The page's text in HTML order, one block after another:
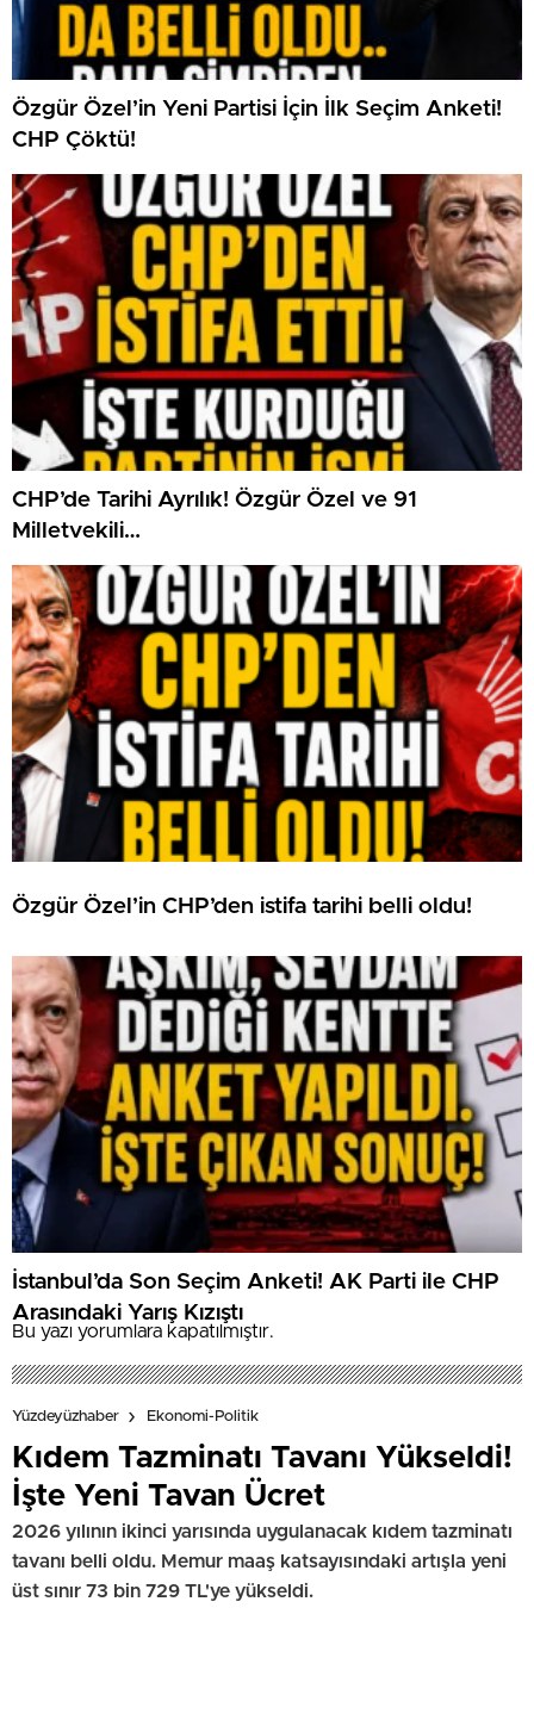
Özgür Özel’in Yeni Partisi İçin İlk Seçim Anketi!
CHP Çöktü!
CHP’de Tarihi Ayrılık! Özgür Özel ve 91
Milletvekili…
Özgür Özel’in CHP’den istifa tarihi belli oldu!
İstanbul’da Son Seçim Anketi! AK Parti ile CHP
Arasındaki Yarış Kızıştı
Bu yazı yorumlara kapatılmıştır.
Yüzdeyüzhaber Ekonomi-Politik
Kıdem Tazminatı Tavanı Yükseldi!
İşte Yeni Tavan Ücret
2026 yılının ikinci yarısında uygulanacak kıdem tazminatı
tavanı belli oldu. Memur maaş katsayısındaki artışla yeni
üst sınır 73 bin 729 TL'ye yükseldi.